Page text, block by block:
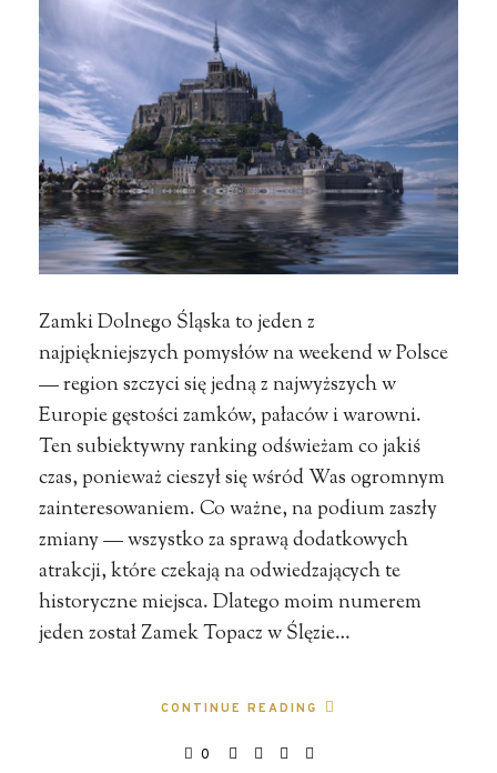
Zamki Dolnego Śląska to jeden z
najpiękniejszych pomysłów na weekend w Polsce
— region szczyci się jedną z najwyższych w
Europie gęstości zamków, pałaców i warowni.
Ten subiektywny ranking odświeżam co jakiś
czas, ponieważ cieszył się wśród Was ogromnym
zainteresowaniem. Co ważne, na podium zaszły
zmiany — wszystko za sprawą dodatkowych
atrakcji, które czekają na odwiedzających te
historyczne miejsca. Dlatego moim numerem
jeden został Zamek Topacz w Ślęzie…
CONTINUE READING
0